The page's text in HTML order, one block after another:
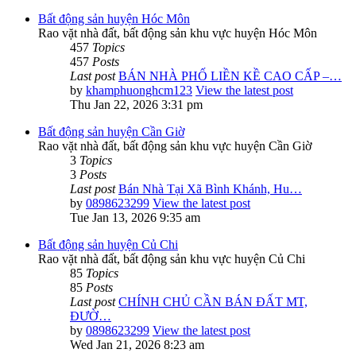
Bất động sản huyện Hóc Môn
Rao vặt nhà đất, bất động sản khu vực huyện Hóc Môn
457 Topics
457 Posts
Last post BÁN NHÀ PHỐ LIỀN KỀ CAO CẤP –…
by khamphuonghcm123 View the latest post
Thu Jan 22, 2026 3:31 pm
Bất động sản huyện Cần Giờ
Rao vặt nhà đất, bất động sản khu vực huyện Cần Giờ
3 Topics
3 Posts
Last post Bán Nhà Tại Xã Bình Khánh, Hu…
by 0898623299 View the latest post
Tue Jan 13, 2026 9:35 am
Bất động sản huyện Củ Chi
Rao vặt nhà đất, bất động sản khu vực huyện Củ Chi
85 Topics
85 Posts
Last post CHÍNH CHỦ CẦN BÁN ĐẤT MT,
ĐƯỜ…
by 0898623299 View the latest post
Wed Jan 21, 2026 8:23 am